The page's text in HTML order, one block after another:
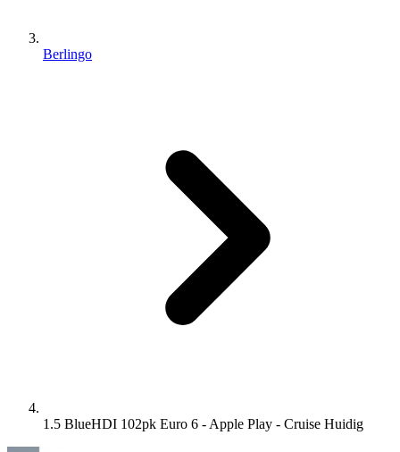
Berlingo
1.5 BlueHDI 102pk Euro 6 - Apple Play - Cruise Huidig